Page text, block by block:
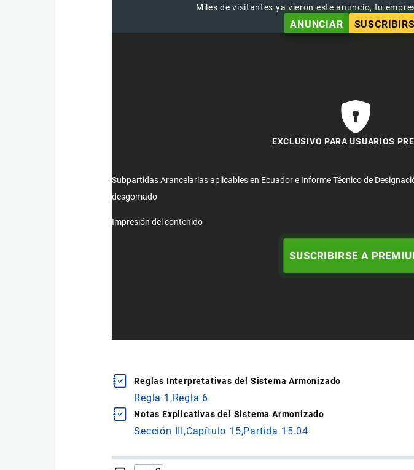
Miles de visitantes ya vieron este anuncio, tu
ANUNCIAR
EXCLUSIVO PARA USUARIOS
Subpartidas Arancelarias aplicables en Ecuador e Informe Técnico de
desgomado
Impresión del contenido
SUSCRIBIRSE A
Reglas Interpretativas del Sistema Armonizado
Regla 1 Regla 6
Notas Explicativas del Sistema Armonizado
Sección III Capítulo 15 Partida 15.04